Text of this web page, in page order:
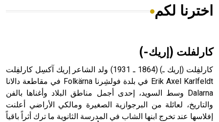
هل تعلم أن الأبسيد كلمة فرنسية اللفظ تم اعتمادها مصطلحاً
- هل تعلم أن أبجر Abgar اسم معروف جيداً يعود إلى عدد من
الملوك الذين حكموا مدينة إديسا (الرها) من أبجر الأول وحتى
التاسع، وهم ينتسبون إلى أسرة أوسروين
اخترنا لكم
كارلفلت (إريك-)
كارلفِلت (إريك ـ) (1864 ـ 1931) ولد الشاعر إريك آكسِل كارلفِلت
Erik Axel Karlfeldt في بلدة فولشِرنا Folkärna في مقاطعة دالانا
Dalarna وسط السويد، إحدى أجمل مناطق البلاد وأغناها بالفن
والتاريخ، لعائلة من البرجوازية الصغيرة ومالكي الأراضي أعلنت
إفلاسها عند تخرج ابنها الشاب في المدرسة الثانوية ما ترك أثراً باقياً